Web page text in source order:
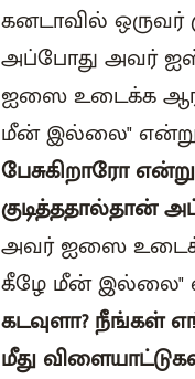
கனடாவில் ஒருவர்
அப்போது அவர்
ஐஸை உடைக்க
மீன் இல்லை"
பேசுகிறாரோ
குடித்ததால்தான்
அவர் ஐஸை உடைக்க
கீழே மீன் இல்லை"
கடவுளா? நீங்கள்
மீது